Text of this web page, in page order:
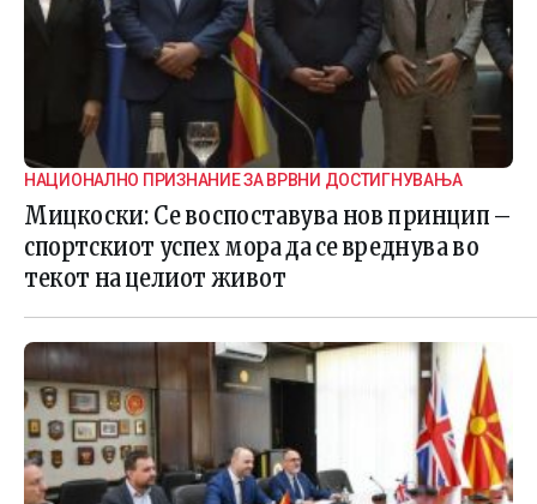
НАЦИОНАЛНО ПРИЗНАНИЕ ЗА ВРВНИ ДОСТИГНУВАЊА
Мицкоски: Се воспоставува нов принцип –
спортскиот успех мора да се вреднува во
текот на целиот живот